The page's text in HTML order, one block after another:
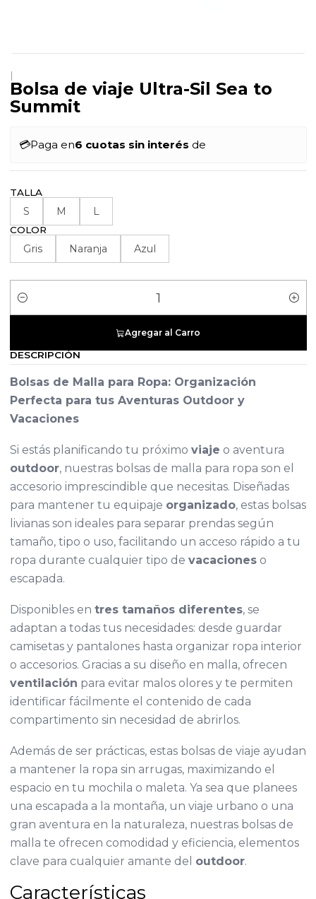
|
Bolsa de viaje Ultra-Sil Sea to
Summit
💳Paga en6 cuotas sin interés de
TALLA
S M L
COLOR
Gris Naranja Azul
Cantidad
Agregar al Carro
DESCRIPCIÓN
Bolsas de Malla para Ropa: Organización
Perfecta para tus Aventuras Outdoor y
Vacaciones
Si estás planificando tu próximo viaje o aventura
outdoor, nuestras bolsas de malla para ropa son el
accesorio imprescindible que necesitas. Diseñadas
para mantener tu equipaje organizado, estas bolsas
livianas son ideales para separar prendas según
tamaño, tipo o uso, facilitando un acceso rápido a tu
ropa durante cualquier tipo de vacacioneso
escapada.
Disponibles en tres tamaños diferentes, se
adaptan a todas tus necesidades: desde guardar
camisetas y pantalones hasta organizar ropa interior
o accesorios. Gracias a su diseño en malla, ofrecen
ventilación para evitar malos olores y te permiten
identificar fácilmente el contenido de cada
compartimento sin necesidad de abrirlos.
Además de ser prácticas, estas bolsas de viaje ayudan
a mantener la ropa sin arrugas, maximizando el
espacio en tu mochila o maleta. Ya sea que planees
una escapada a la montaña, un viaje urbano o una
gran aventura en la naturaleza, nuestras bolsas de
malla te ofrecen comodidad y eficiencia, elementos
clave para cualquier amante del outdoor.
Características